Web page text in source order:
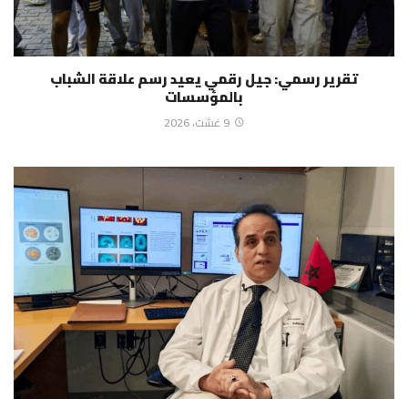
تقرير رسمي: جيل رقمي يعيد رسم علاقة الشباب
بالمؤسسات
9 غشت، 2026